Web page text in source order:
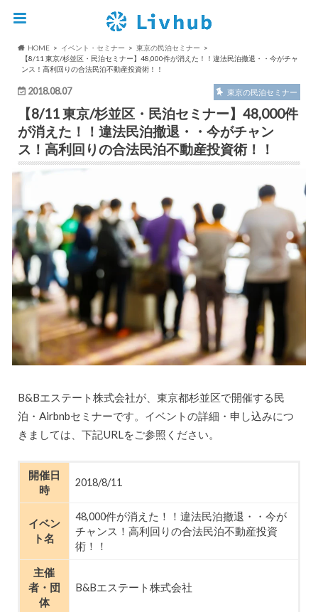
HOME イベント・セミナー
東京の民泊セミナー
【8/11 東京/杉並区・民泊セミナー】48,000件が消えた！！違法民泊撤退・・今がチャ
ンス！高利回りの合法民泊不動産投資術！！
2018.08.07 東京の民泊セミナー
【8/11 東京/杉並区・民泊セミナー】48,000件
が消えた！！違法民泊撤退・・今がチャン
ス！高利回りの合法民泊不動産投資術！！
B&Bエステート株式会社が、東京都杉並区で開催する民
泊・Airbnbセミナーです。イベントの詳細・申し込みにつ
きましては、下記URLをご参照ください。
開催日
時
2018/8/11
イベン
ト名
48,000件が消えた！！違法民泊撤退・・今が
チャンス！高利回りの合法民泊不動産投資
術！！
主催
者・団
体
B&Bエステート株式会社